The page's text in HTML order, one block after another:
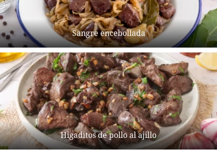
Sangre encebollada
Higaditos de pollo al ajillo